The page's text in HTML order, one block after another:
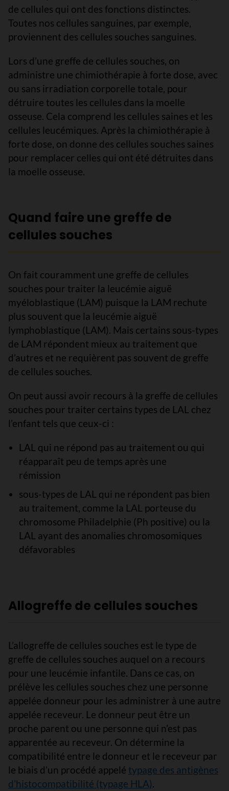
de cellules qui ont des fonctions distinctes.
Toutes nos cellules sanguines, par exemple,
proviennent des cellules souches sanguines.
Lors d’une greffe de cellules souches, on
administre une chimiothérapie à forte dose, avec
ou sans irradiation corporelle totale, pour
détruire toutes les cellules dans la moelle
osseuse. Cela comprend les cellules saines et les
cellules leucémiques. Après la chimiothérapie à
forte dose, on donne des cellules souches saines
pour remplacer celles qui ont été détruites dans
la moelle osseuse.
Quand faire une greffe de
cellules souches
On fait couramment une greffe de cellules
souches pour traiter la leucémie aiguë
myéloblastique (LAM) puisque la LAM rechute
plus souvent que la leucémie aiguë
lymphoblastique (LAM). Mais certains sous-types
de LAM répondent mieux au traitement que
d’autres et ne requièrent pas souvent de greffe
de cellules souches.
On peut aussi avoir recours à la greffe de cellules
souches pour traiter certains types de LAL chez
l’enfant tels que ceux-ci :
LAL qui ne répond pas au traitement ou qui
réapparaît peu de temps après une
rémission
sous-types de LAL qui ne répondent pas bien
au traitement, comme la LAL porteuse du
chromosome Philadelphie (Ph positive) ou la
LAL ayant des anomalies chromosomiques
défavorables
Allogreffe de cellules souches
L’allogreffe de cellules souches est le type de
greffe de cellules souches auquel on a recours
pour une leucémie infantile. Dans ce cas, on
prélève les cellules souches chez une personne
appelée donneur pour les administrer à une autre
appelée receveur. Le donneur peut être un
proche parent ou une personne qui n’est pas
apparentée au receveur. On détermine la
compatibilité entre le donneur et le receveur par
le biais d’un procédé appelé typage des antigènes
d'histocompatibilité (typage HLA).